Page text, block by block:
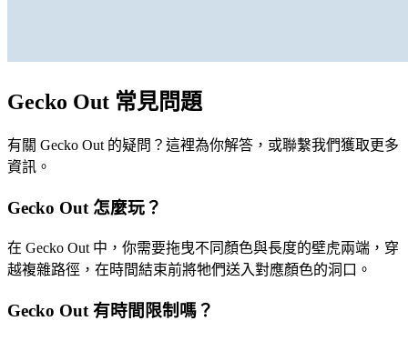
Gecko Out 常見問題
有關 Gecko Out 的疑問？這裡為你解答，或聯繫我們獲取更多
資訊。
Gecko Out 怎麼玩？
在 Gecko Out 中，你需要拖曳不同顏色與長度的壁虎兩端，穿
越複雜路徑，在時間結束前將牠們送入對應顏色的洞口。
Gecko Out 有時間限制嗎？